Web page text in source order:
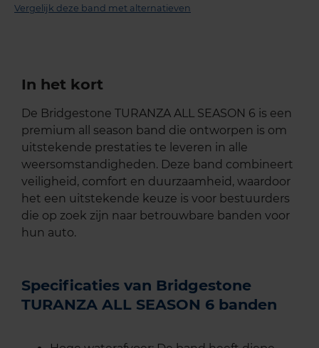
Vergelijk deze band met alternatieven
In het kort
De Bridgestone TURANZA ALL SEASON 6 is een
premium all season band die ontworpen is om
uitstekende prestaties te leveren in alle
weersomstandigheden. Deze band combineert
veiligheid, comfort en duurzaamheid, waardoor
het een uitstekende keuze is voor bestuurders
die op zoek zijn naar betrouwbare banden voor
hun auto.
Specificaties van Bridgestone
TURANZA ALL SEASON 6 banden